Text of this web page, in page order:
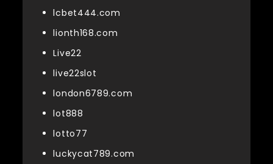
lcbet444.com
lionth168.com
Live22
live22slot
london6789.com
lot888
lotto77
luckycat789.com